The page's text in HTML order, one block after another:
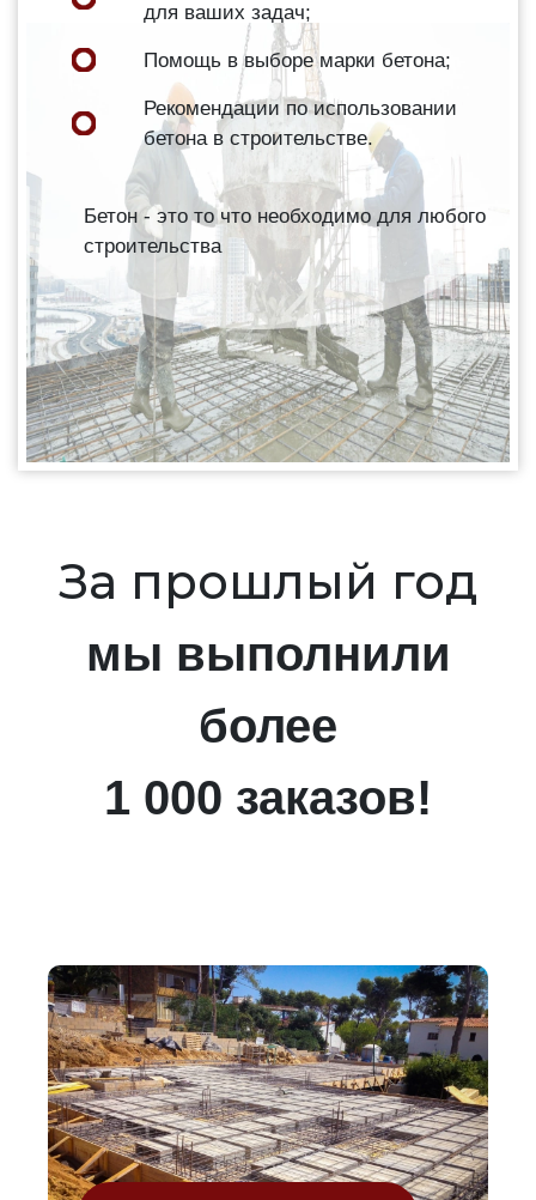
для ваших задач;
Помощь в выборе марки бетона;
Рекомендации по использовании
бетона в строительстве.
Бетон - это то что необходимо для любого
строительства
За прошлый год
мы выполнили
более
1 000 заказов!